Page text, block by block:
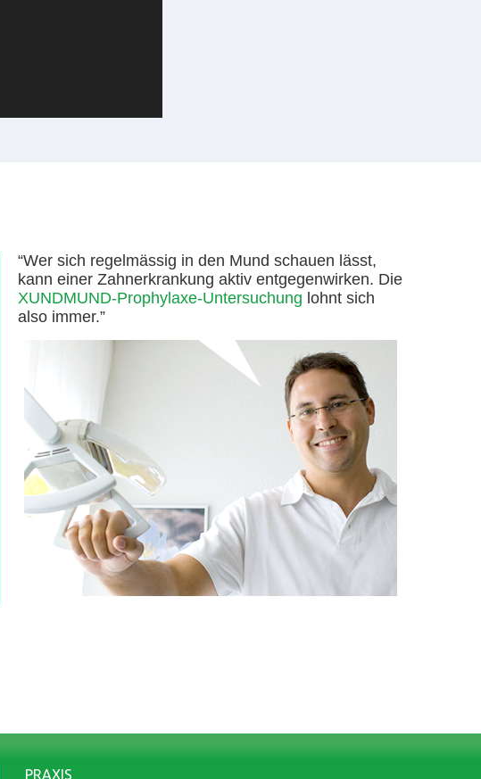
“Wer sich regelmässig in den Mund schauen lässt,
kann einer Zahnerkrankung aktiv entgegenwirken. Die
XUNDMUND-Prophylaxe-Untersuchung lohnt sich
also immer.”
PRAXIS